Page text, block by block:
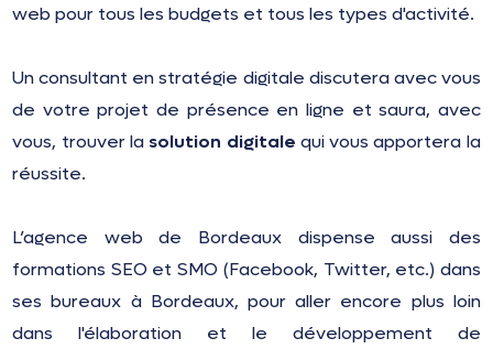
web pour tous les budgets et tous les types d'activité.
Un consultant en stratégie digitale discutera avec vous
de votre projet de présence en ligne et saura, avec
vous, trouver la solution digitale qui vous apportera la
réussite.
L’agence web de Bordeaux dispense aussi des
formations SEO et SMO (Facebook, Twitter, etc.) dans
ses bureaux à Bordeaux, pour aller encore plus loin
dans l'élaboration et le développement de